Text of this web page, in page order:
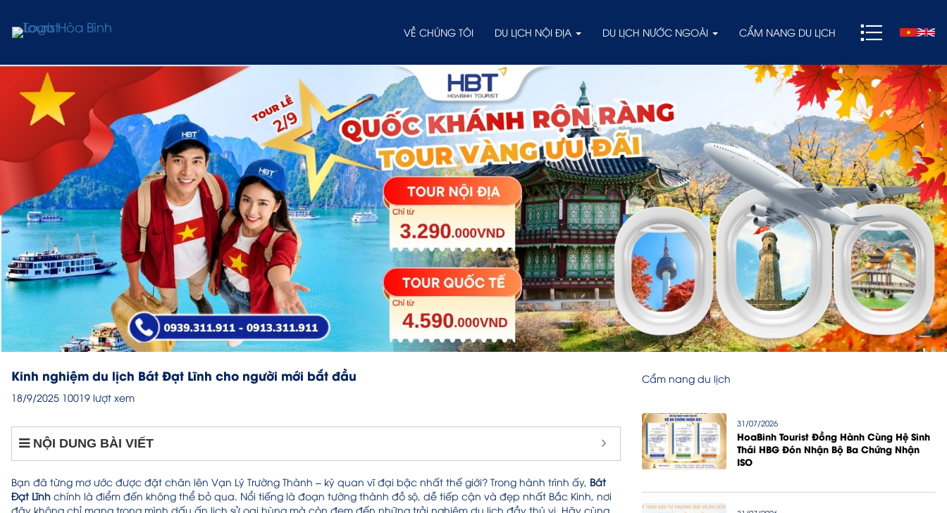
VỀ CHÚNG TÔI DU LỊCH NỘI ĐỊA DU LỊCH NƯỚC NGOÀI CẨM NANG DU LỊCH
Kinh nghiệm du lịch Bát Đạt Lĩnh cho người mới bắt đầu
18/9/2025 10019 lượt xem
NỘI DUNG BÀI VIẾT
Bạn đã từng mơ ước được đặt chân lên Vạn Lý Trường Thành – kỳ quan vĩ đại bậc nhất thế giới? Trong hành trình ấy, Bát
Đạt Lĩnh chính là điểm đến không thể bỏ qua. Nổi tiếng là đoạn tường thành đồ sộ, dễ tiếp cận và đẹp nhất Bắc Kinh, nơi
đây không chỉ mang trong mình dấu ấn lịch sử oai hùng mà còn đem đến những trải nghiệm du lịch đầy thú vị. Hãy cùng
Cẩm nang du lịch
31/07/2026
HoaBinh Tourist Đồng Hành Cùng Hệ Sinh
Thái HBG Đón Nhận Bộ Ba Chứng Nhận
ISO